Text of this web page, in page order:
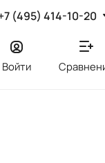
(495) 414-10-20
Войти